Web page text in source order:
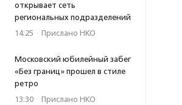
открывает сеть
региональных подразделений
14:25 · Прислано НКО
Московский юбилейный забег
«Без границ» прошел в стиле
ретро
13:30 · Прислано НКО